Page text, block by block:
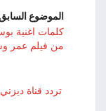
الموضوع السابق
كلمات اغنية
من فيلم عمر وسلوى